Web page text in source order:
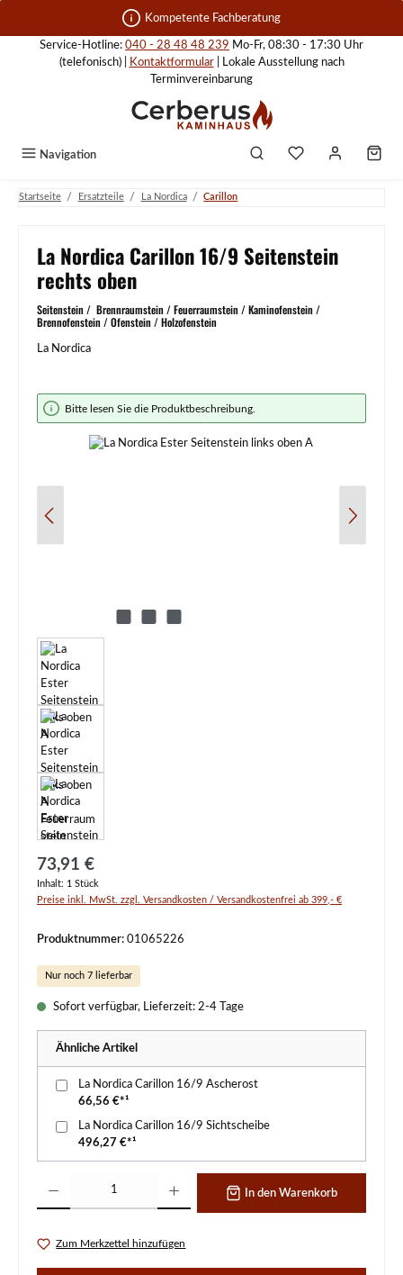
Zum Hauptinhalt springen Kompetente Fachberatung
Service-Hotline: 040 - 28 48 48 239 Mo-Fr, 08:30 - 17:30 Uhr
(telefonisch) |
Kontaktformular| Lokale Ausstellung nach
Terminvereinbarung
Navigation
Startseite / Ersatzteile / La Nordica / Carillon
La Nordica Carillon 16/9 Seitenstein
rechts oben
Seitenstein / Brennraumstein / Feuerraumstein / Kaminofenstein /
Brennofenstein / Ofenstein / Holzofenstein
La Nordica
Bildergalerie überspringen
Bitte lesen Sie die Produktbeschreibung.
Regulärer Preis:
73,91 €
Inhalt: 1 Stück
Preise inkl. MwSt. zzgl. Versandkosten / Versandkostenfrei ab 399,- €
Produktnummer: 01065226
Nur noch 7 lieferbar
Sofort verfügbar, Lieferzeit: 2-4 Tage
Ähnliche Artikel
La Nordica Carillon 16/9 Ascherost
66,56 €*¹
La Nordica Carillon 16/9 Sichtscheibe
496,27 €*¹
In den Warenkorb
Zum Merkzettel hinzufügen